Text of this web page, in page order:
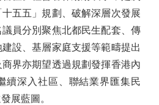
五五」規劃、破解深層次發展
員分別聚焦北都民生配套、傳
設、基層家庭支援等範疇提出
界亦期望透過規劃發揮香港內
續深入社區、聯結業界匯集民
展藍圖。